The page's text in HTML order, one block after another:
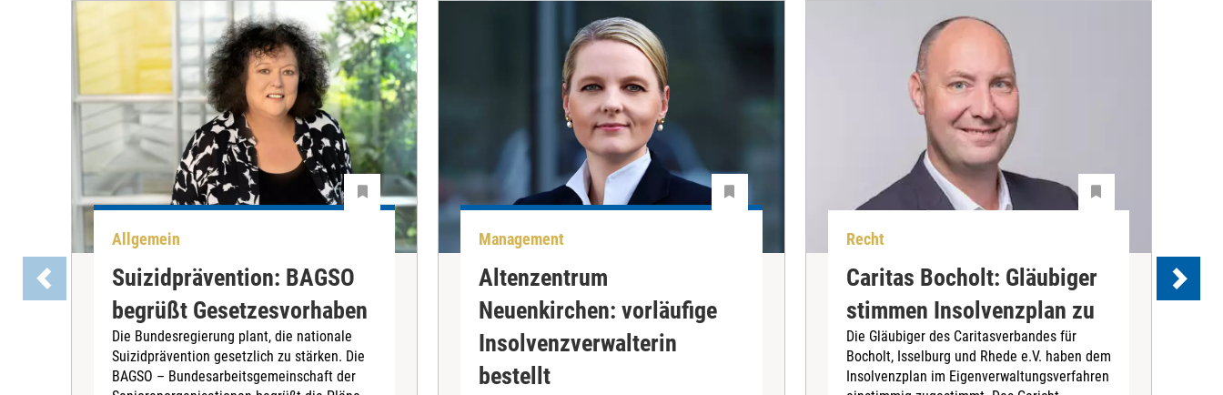
Allgemein
Suizidprävention: BAGSO
begrüßt Gesetzesvorhaben
Die Bundesregierung plant, die nationale
Suizidprävention gesetzlich zu stärken. Die
BAGSO – Bundesarbeitsgemeinschaft der
Management
Altenzentrum
Neuenkirchen: vorläufige
Insolvenzverwalterin
bestellt
Recht
Caritas Bocholt: Gläubiger
stimmen Insolvenzplan zu
Die Gläubiger des Caritasverbandes für
Bocholt, Isselburg und Rhede e.V. haben dem
Insolvenzplan im Eigenverwaltungsverfahren